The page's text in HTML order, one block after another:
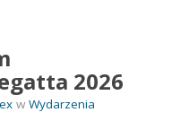
2026
w Wydarzenia